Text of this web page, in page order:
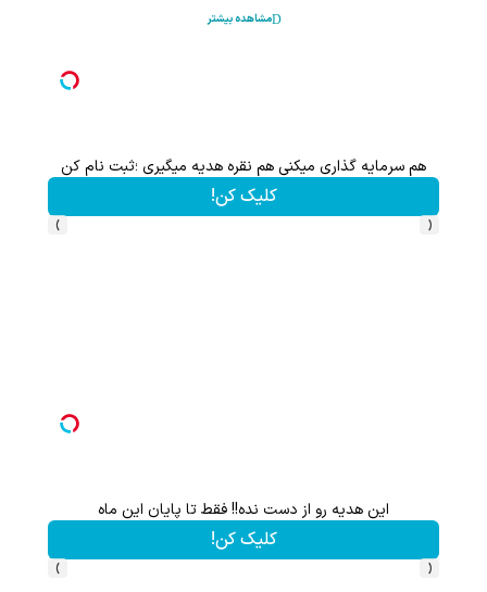
مشاهده بیشتر
هم سرمایه گذاری میکنی هم نقره هدیه میگیری ؛ثبت نام کن
کلیک کن!
‹
›
این هدیه رو از دست نده!! فقط تا پایان این ماه
کلیک کن!
‹
›